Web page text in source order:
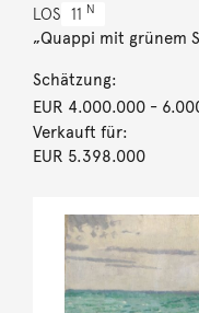
LOS 11 N
„Quappi mit grünem
Schätzung:
EUR 4.000.000-
Verkauft für:
EUR 5.398.000